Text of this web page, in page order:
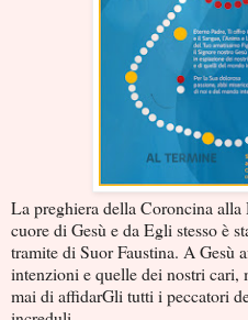
La preghiera della Coroncina
cuore di Gesù e da Egli stesso è
tramite di Suor Faustina. A Gesù
intenzioni e quelle dei nostri cari,
mai di affidarGli tutti i peccatori